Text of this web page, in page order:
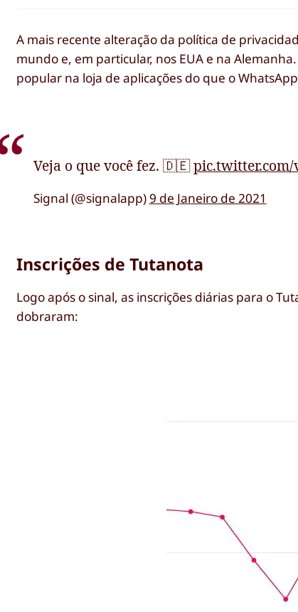
A mais recente alteração da política de
mundo e, em particular, nos EUA e na
popular na loja de aplicações do que o
Veja o que você fez. 🇩🇪pic.twitter.com/
Signal (@signalapp)9 de Janeiro de 2021
Inscrições de Tutanota
Logo após o sinal, as inscrições diárias para o
dobraram: